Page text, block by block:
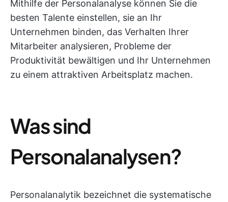
Mithilfe der Personalanalyse können Sie die
besten Talente einstellen, sie an Ihr
Unternehmen binden, das Verhalten Ihrer
Mitarbeiter analysieren, Probleme der
Produktivität bewältigen und Ihr Unternehmen
zu einem attraktiven Arbeitsplatz machen.
Was sind
Personalanalysen?
Personalanalytik bezeichnet die systematische